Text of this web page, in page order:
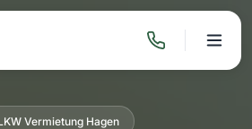
Vermietung Hagen